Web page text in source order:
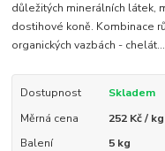
důležitých minerálních látek,
dostihové koně. Kombinace
organických vazbách - chelát...
Dostupnost
Skladem
Měrná cena
252 Kč / kg
Balení
5 kg